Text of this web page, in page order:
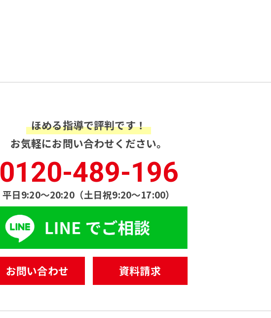
ほめる指導で評判です！
お気軽にお問い合わせください。
0120-489-196
平日9:20〜20:20（土日祝9:20〜17:00）
お問い合わせ 資料請求